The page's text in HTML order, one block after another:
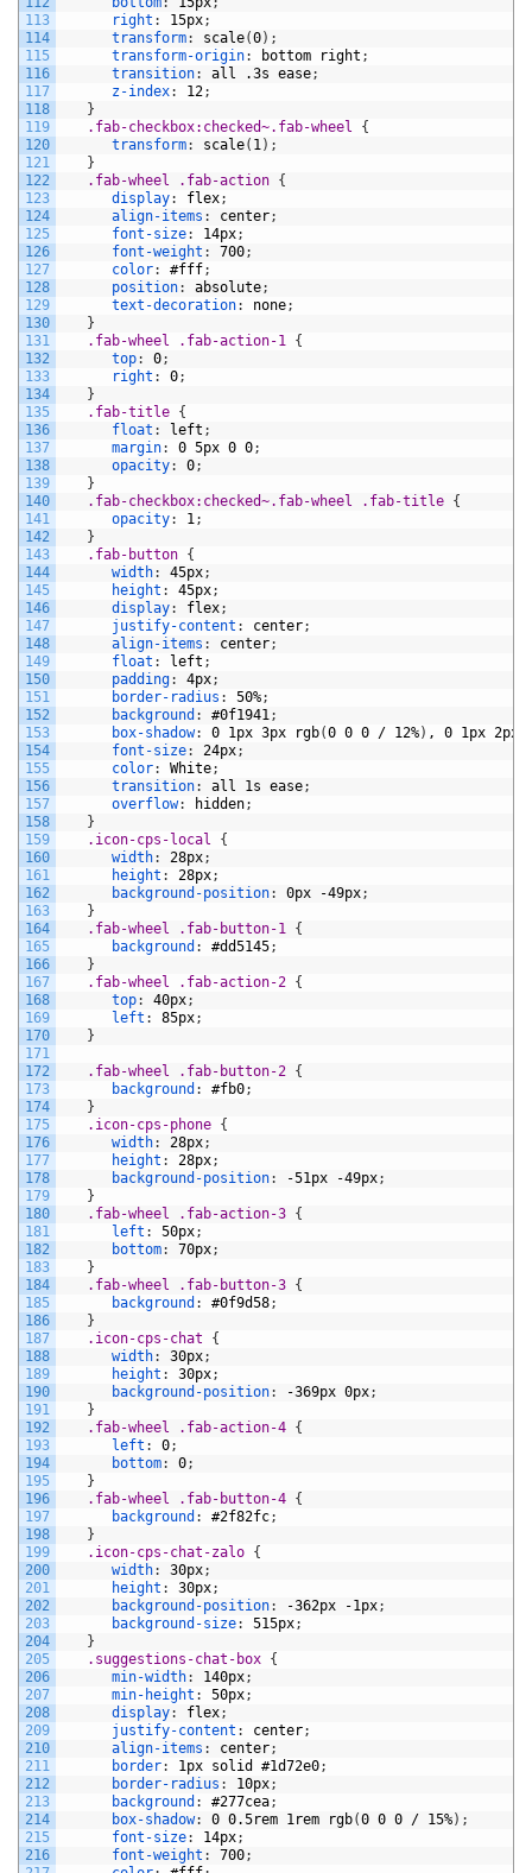
113
114
115
116
117
118
119
120
121
122
123
124
125
126
127
128
129
130
131
132
133
134
135
136
137
138
139
140
141
142
143
144
145
146
147
148
149
150
151
152
153
154
155
156
157
158
159
160
161
162
163
164
165
166
167
168
169
170
171
172
173
174
175
176
177
178
179
180
181
182
183
184
185
186
187
188
189
190
191
192
193
194
195
196
197
198
199
200
201
202
203
204
205
206
207
208
209
210
211
212
213
214
215
216
right : 15px;
transform: scale(0) ;
transform-origin: bottom right ;
transition: all .3s ease;
z-index: 12;
}
.fab-checkbox:checked~.fab-wheel {
transform: scale( 1) ;
}
.fab-wheel .fab-action {
display: flex;
align-items : center;
font-size: 14px;
font-weight : 700;
color: #fff;
position: absolute;
text-decoration: none;
}
.fab-wheel .fab-action-1 {
top: 0;
right : 0;
}
.fab-title {
float : left ;
margin: 0 5px 0 0;
opacity: 0;
}
.fab-checkbox:checked~.fab-wheel .fab-title {
opacity: 1;
}
.fab-button {
width: 45px;
height : 45px;
display: flex;
justify-content : center;
align-items : center;
float : left ;
padding: 4px;
border-radius : 50%;
background : #0f1941;
box-shadow: 0 1px 3px rgb(0 0 0 / 12%) , 0 1px 2px
font-size: 24px;
color: White;
transition: all 1s ease;
overflow: hidden;
}
.icon-cps-local {
width: 28px;
height : 28px;
background-position: 0px -49px;
}
.fab-wheel .fab-button-1 {
background : #dd5145;
}
.fab-wheel .fab-action-2 {
top: 40px;
left : 85px;
}
.fab-wheel .fab-button-2 {
background : #fb0;
}
.icon-cps-phone {
width: 28px;
height : 28px;
background-position: -51px -49px;
}
.fab-wheel .fab-action-3 {
left : 50px;
bottom: 70px;
}
.fab-wheel .fab-button-3 {
background : #0f9d58;
}
.icon-cps-chat {
width: 30px;
height : 30px;
background-position: -369px 0px;
}
.fab-wheel .fab-action-4 {
left : 0;
bottom: 0;
}
.fab-wheel .fab-button-4 {
background : #2f82fc;
}
.icon-cps-chat-zalo {
width: 30px;
height : 30px;
background-position: -362px -1px;
background-size: 515px;
}
.suggestions-chat-box {
min-width: 140px;
min-height : 50px;
display: flex;
justify-content : center;
align-items : center;
border: 1px solid #1d72e0;
border-radius : 10px;
background : #277cea;
box-shadow: 0 0.5rem 1rem rgb(0 0 0 / 15%) ;
font-size: 14px;
font-weight : 700;